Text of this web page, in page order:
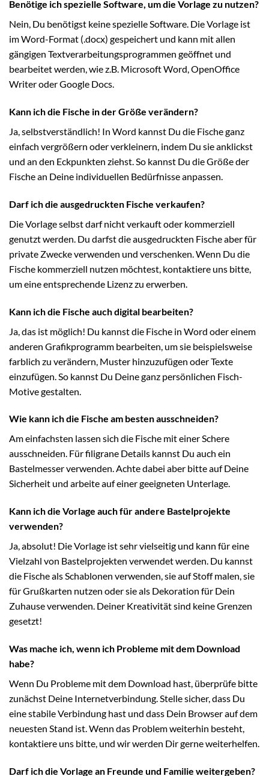
Benötige ich spezielle Software, um die Vorlage zu nutzen?
Nein, Du benötigst keine spezielle Software. Die Vorlage ist
im Word-Format (.docx) gespeichert und kann mit allen
gängigen Textverarbeitungsprogrammen geöffnet und
bearbeitet werden, wie z.B. Microsoft Word, OpenOffice
Writer oder Google Docs.
Kann ich die Fische in der Größe verändern?
Ja, selbstverständlich! In Word kannst Du die Fische ganz
einfach vergrößern oder verkleinern, indem Du sie anklickst
und an den Eckpunkten ziehst. So kannst Du die Größe der
Fische an Deine individuellen Bedürfnisse anpassen.
Darf ich die ausgedruckten Fische verkaufen?
Die Vorlage selbst darf nicht verkauft oder kommerziell
genutzt werden. Du darfst die ausgedruckten Fische aber für
private Zwecke verwenden und verschenken. Wenn Du die
Fische kommerziell nutzen möchtest, kontaktiere uns bitte,
um eine entsprechende Lizenz zu erwerben.
Kann ich die Fische auch digital bearbeiten?
Ja, das ist möglich! Du kannst die Fische in Word oder einem
anderen Grafikprogramm bearbeiten, um sie beispielsweise
farblich zu verändern, Muster hinzuzufügen oder Texte
einzufügen. So kannst Du Deine ganz persönlichen Fisch-
Motive gestalten.
Wie kann ich die Fische am besten ausschneiden?
Am einfachsten lassen sich die Fische mit einer Schere
ausschneiden. Für filigrane Details kannst Du auch ein
Bastelmesser verwenden. Achte dabei aber bitte auf Deine
Sicherheit und arbeite auf einer geeigneten Unterlage.
Kann ich die Vorlage auch für andere Bastelprojekte
verwenden?
Ja, absolut! Die Vorlage ist sehr vielseitig und kann für eine
Vielzahl von Bastelprojekten verwendet werden. Du kannst
die Fische als Schablonen verwenden, sie auf Stoff malen, sie
für Grußkarten nutzen oder sie als Dekoration für Dein
Zuhause verwenden. Deiner Kreativität sind keine Grenzen
gesetzt!
Was mache ich, wenn ich Probleme mit dem Download
habe?
Wenn Du Probleme mit dem Download hast, überprüfe bitte
zunächst Deine Internetverbindung. Stelle sicher, dass Du
eine stabile Verbindung hast und dass Dein Browser auf dem
neuesten Stand ist. Wenn das Problem weiterhin besteht,
kontaktiere uns bitte, und wir werden Dir gerne weiterhelfen.
Darf ich die Vorlage an Freunde und Familie weitergeben?